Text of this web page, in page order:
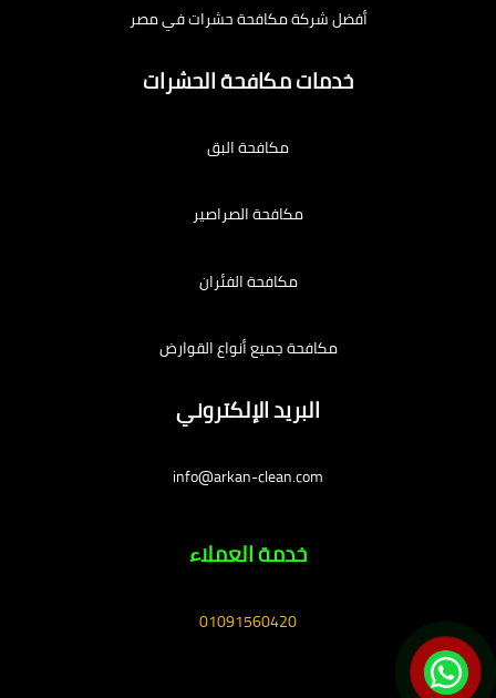
أفضل شركة مكافحة حشرات في مصر
خدمات مكافحة الحشرات
مكافحة البق
مكافحة الصراصير
مكافحة الفئران
مكافحة جميع أنواع القوارض
البريد الإلكتروني
info@arkan-clean.com
خدمة العملاء
01091560420